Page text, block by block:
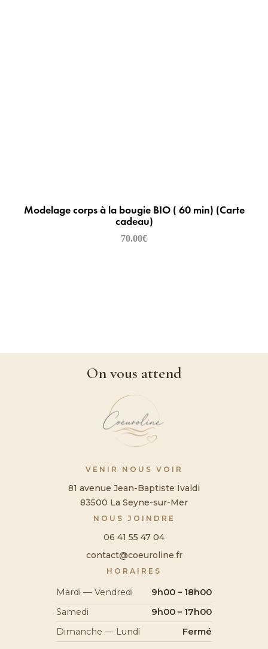
Modelage corps à la bougie BIO ( 60 min) (Carte
cadeau)
70.00€
On vous attend
VENIR NOUS VOIR
81 avenue Jean-Baptiste Ivaldi
83500 La Seyne-sur-Mer
NOUS JOINDRE
06 41 55 47 04
contact@coeuroline.fr
HORAIRES
Mardi — Vendredi
9h00 – 18h00
Samedi
9h00 – 17h00
Dimanche — Lundi
Fermé